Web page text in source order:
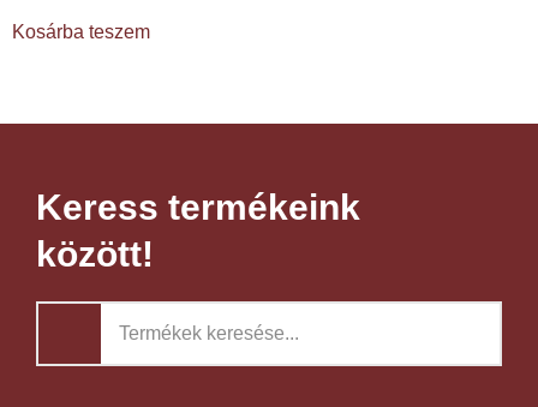
Kosárba teszem
Keress termékeink
között!